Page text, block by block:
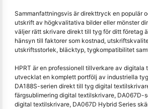
Sammanfattningsvis är direkttryck en populär
utskrift av högkvalitativa bilder eller mönster
väljer rätt skrivare direkt till tyg för ditt företag
hänsyn till faktorer som kostnad,
utskriftsstorlek, bläcktyp, tygkompatibilitet
HPRT är en professionell tillverkare av digitala
utvecklat en komplett portfölj av industriella
DA188S-serien direkt till tyg digital
färgsublimering digital textilskrivare, DA067D-
digital textilskrivare, DA067D Hybrid Series